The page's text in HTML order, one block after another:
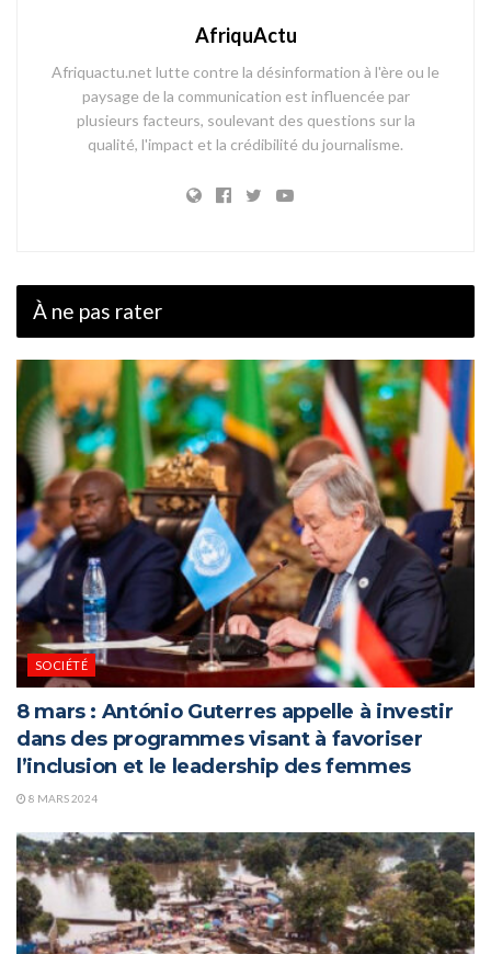
AfriquActu
Afriquactu.net lutte contre la désinformation à l'ère ou le
paysage de la communication est influencée par
plusieurs facteurs, soulevant des questions sur la
qualité, l'impact et la crédibilité du journalisme.
À ne pas rater
SOCIÉTÉ
8 mars : António Guterres appelle à investir
dans des programmes visant à favoriser
l’inclusion et le leadership des femmes
8 MARS 2024